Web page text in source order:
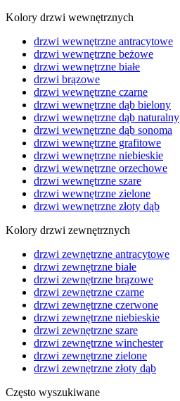
Kolory drzwi wewnętrznych
drzwi wewnętrzne antracytowe
drzwi wewnętrzne beżowe
drzwi wewnętrzne białe
drzwi brązowe
drzwi wewnętrzne czarne
drzwi wewnętrzne dąb bielony
drzwi wewnętrzne dąb naturalny
drzwi wewnętrzne dąb sonoma
drzwi wewnętrzne grafitowe
drzwi wewnętrzne niebieskie
drzwi wewnętrzne orzechowe
drzwi wewnętrzne szare
drzwi wewnętrzne zielone
drzwi wewnętrzne złoty dąb
Kolory drzwi zewnętrznych
drzwi zewnętrzne antracytowe
drzwi zewnętrzne białe
drzwi zewnętrzne brązowe
drzwi zewnętrzne czarne
drzwi zewnętrzne czerwone
drzwi zewnętrzne niebieskie
drzwi zewnętrzne szare
drzwi zewnętrzne winchester
drzwi zewnętrzne zielone
drzwi zewnętrzne złoty dąb
Często wyszukiwane